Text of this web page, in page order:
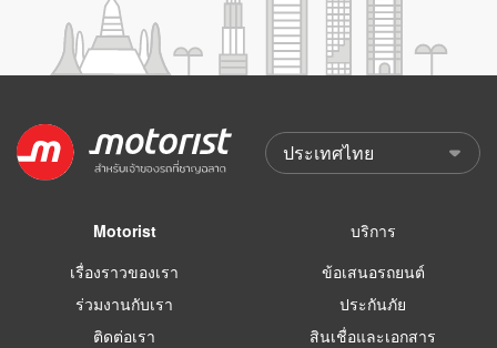
Motorist
เรื่องราวของเรา
ร่วมงานกับเรา
ติดต่อเรา
บริการ
ข้อเสนอรถยนต์
ประกันภัย
สินเชื่อและเอกสาร